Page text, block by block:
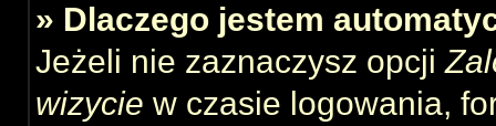
» Dlaczego jestem
Jeżeli nie zaznaczysz opcji
wizycie w czasie logowania,